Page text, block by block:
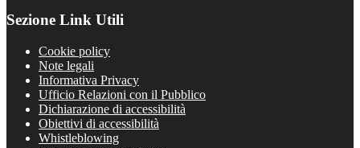
Sezione Link Utili
Cookie policy
Note legali
Informativa Privacy
Ufficio Relazioni con il Pubblico
Dichiarazione di accessibilità
Obiettivi di accessibilità
Whistleblowing